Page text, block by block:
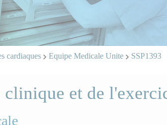
cardiaques Equipe Medicale Unite SSP1393
et de